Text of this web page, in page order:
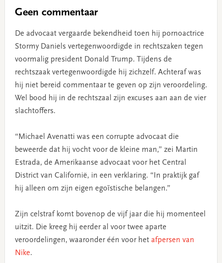
Geen commentaar
De advocaat vergaarde bekendheid toen hij pornoactrice
Stormy Daniels vertegenwoordigde in rechtszaken tegen
voormalig president Donald Trump. Tijdens de
rechtszaak vertegenwoordigde hij zichzelf. Achteraf was
hij niet bereid commentaar te geven op zijn veroordeling.
Wel bood hij in de rechtszaal zijn excuses aan aan de vier
slachtoffers.
“Michael Avenatti was een corrupte advocaat die
beweerde dat hij vocht voor de kleine man,” zei Martin
Estrada, de Amerikaanse advocaat voor het Central
District van Californië, in een verklaring. “In praktijk gaf
hij alleen om zijn eigen egoïstische belangen.”
Zijn celstraf komt bovenop de vijf jaar die hij momenteel
uitzit. Die kreeg hij eerder al voor twee aparte
veroordelingen, waaronder één voor het afpersen van
Nike.